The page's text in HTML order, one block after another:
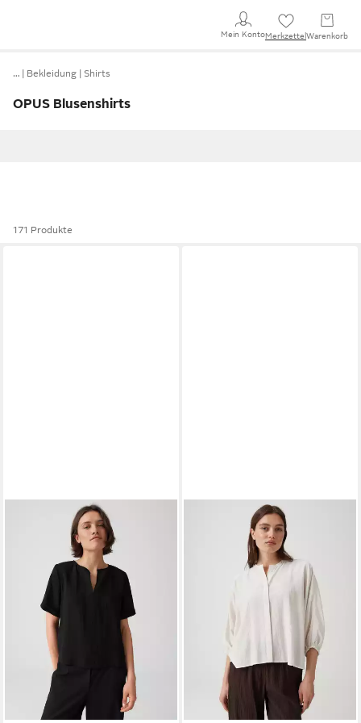
Mein KontoMerkzettel Warenkorb
… Bekleidung Shirts
OPUS Blusenshirts
171 Produkte